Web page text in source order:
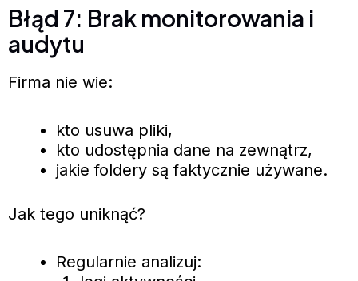
Błąd 7: Brak monitorowania i
audytu
Firma nie wie:
kto usuwa pliki,
kto udostępnia dane na zewnątrz,
jakie foldery są faktycznie używane.
Jak tego uniknąć?
Regularnie analizuj: